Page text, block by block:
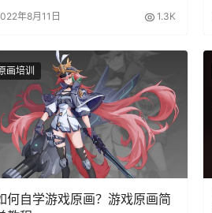
年8月11日 1.3K
画培训
何自学游戏原画？游戏原画简